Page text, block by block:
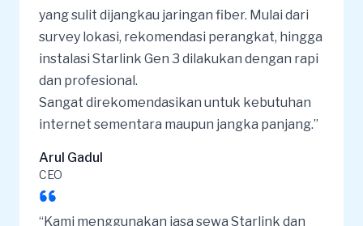
yang sulit dijangkau jaringan fiber. Mulai dari
survey lokasi, rekomendasi perangkat, hingga
instalasi Starlink Gen 3 dilakukan dengan rapi
dan profesional.
Sangat direkomendasikan untuk kebutuhan
internet sementara maupun jangka panjang.”
Arul Gadul
CEO
“Kami menggunakan jasa sewa Starlink dan